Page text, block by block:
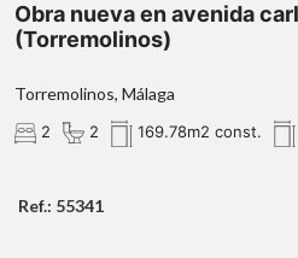
Obra nueva en avenida
(Torremolinos)
Torremolinos, Málaga
2 2 169.78m2 const.
Ref.: 55341